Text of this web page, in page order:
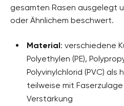
gesamten Rasen ausgelegt
oder Ähnlichem beschwert.
Material: verschiedene
Polyethylen (PE),
Polyvinylchlorid (PVC) als
teilweise mit
Verstärkung